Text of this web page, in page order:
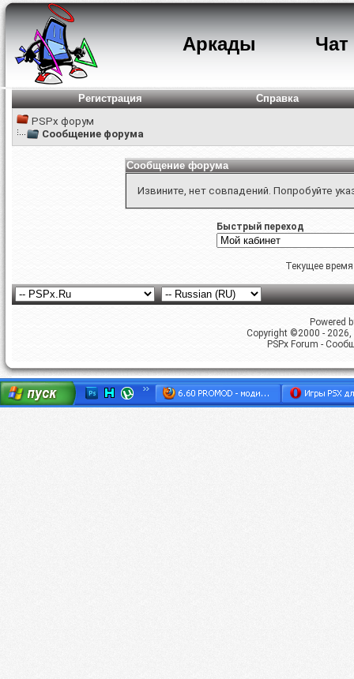
Аркады Чат
Регистрация
Справка
PSPx форум
Сообщение форума
Сообщение форума
Извините, нет совпадений. Попробуйте
Быстрый переход
Текущее
Powered
Copyright ©2000 -
PSPx Forum -